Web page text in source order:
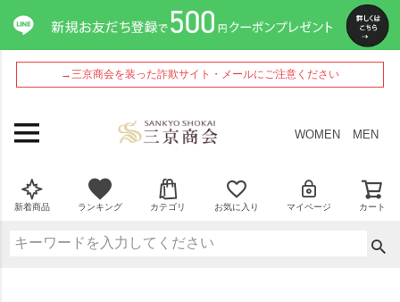
→三京商会を装った詐欺サイト・メールにご注意ください
WOMEN MEN
新着商品 ランキング カテゴリ お気に入り マイページ カート